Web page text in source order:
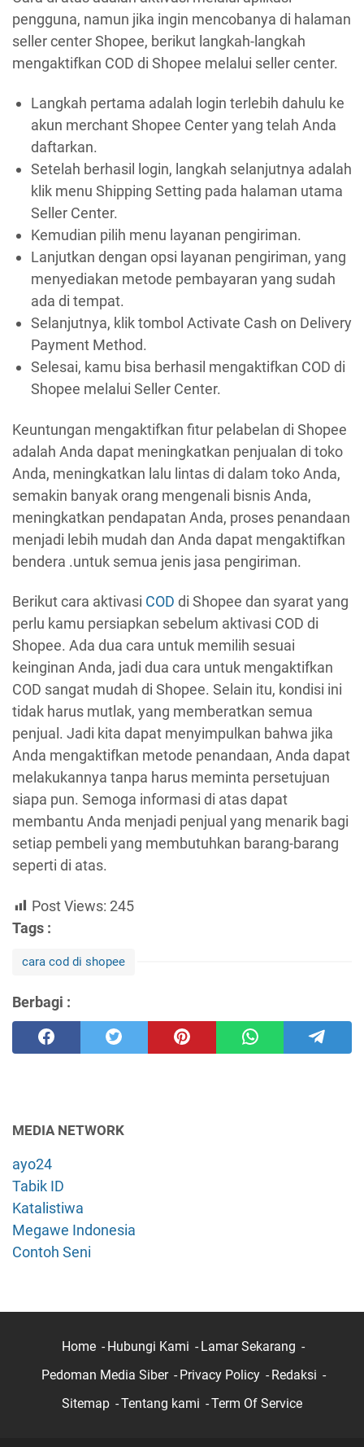
pengguna, namun jika ingin mencobanya di halaman
seller center Shopee, berikut langkah-langkah
mengaktifkan COD di Shopee melalui seller center.
Langkah pertama adalah login terlebih dahulu ke
akun merchant Shopee Center yang telah Anda
daftarkan.
Setelah berhasil login, langkah selanjutnya adalah
klik menu Shipping Setting pada halaman utama
Seller Center.
Kemudian pilih menu layanan pengiriman.
Lanjutkan dengan opsi layanan pengiriman, yang
menyediakan metode pembayaran yang sudah
ada di tempat.
Selanjutnya, klik tombol Activate Cash on Delivery
Payment Method.
Selesai, kamu bisa berhasil mengaktifkan COD di
Shopee melalui Seller Center.
Keuntungan mengaktifkan fitur pelabelan di Shopee
adalah Anda dapat meningkatkan penjualan di toko
Anda, meningkatkan lalu lintas di dalam toko Anda,
semakin banyak orang mengenali bisnis Anda,
meningkatkan pendapatan Anda, proses penandaan
menjadi lebih mudah dan Anda dapat mengaktifkan
bendera .untuk semua jenis jasa pengiriman.
Berikut cara aktivasi COD di Shopee dan syarat yang
perlu kamu persiapkan sebelum aktivasi COD di
Shopee. Ada dua cara untuk memilih sesuai
keinginan Anda, jadi dua cara untuk mengaktifkan
COD sangat mudah di Shopee. Selain itu, kondisi ini
tidak harus mutlak, yang memberatkan semua
penjual. Jadi kita dapat menyimpulkan bahwa jika
Anda mengaktifkan metode penandaan, Anda dapat
melakukannya tanpa harus meminta persetujuan
siapa pun. Semoga informasi di atas dapat
membantu Anda menjadi penjual yang menarik bagi
setiap pembeli yang membutuhkan barang-barang
seperti di atas.
Post Views: 245
Tags :
cara cod di shopee
Berbagi :
MEDIA NETWORK
ayo24
Tabik ID
Katalistiwa
Megawe Indonesia
Contoh Seni
Home Hubungi Kami
Lamar Sekarang
Pedoman Media Siber
Privacy Policy
Redaksi
Sitemap
Tentang kami Term Of Service